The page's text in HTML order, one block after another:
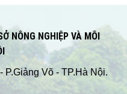
NÔNG NGHIỆP VÀ MÔI
P.Giảng Võ - TP.Hà Nội.